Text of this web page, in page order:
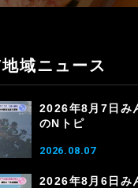
地域ニュース
2026年8月7日み
のNトピ
2026.08.07
2026年8月6日み